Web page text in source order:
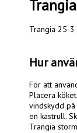
Trangia 25-
Hur
För att
Placera
vindskydd
en kastrull.
Trangia